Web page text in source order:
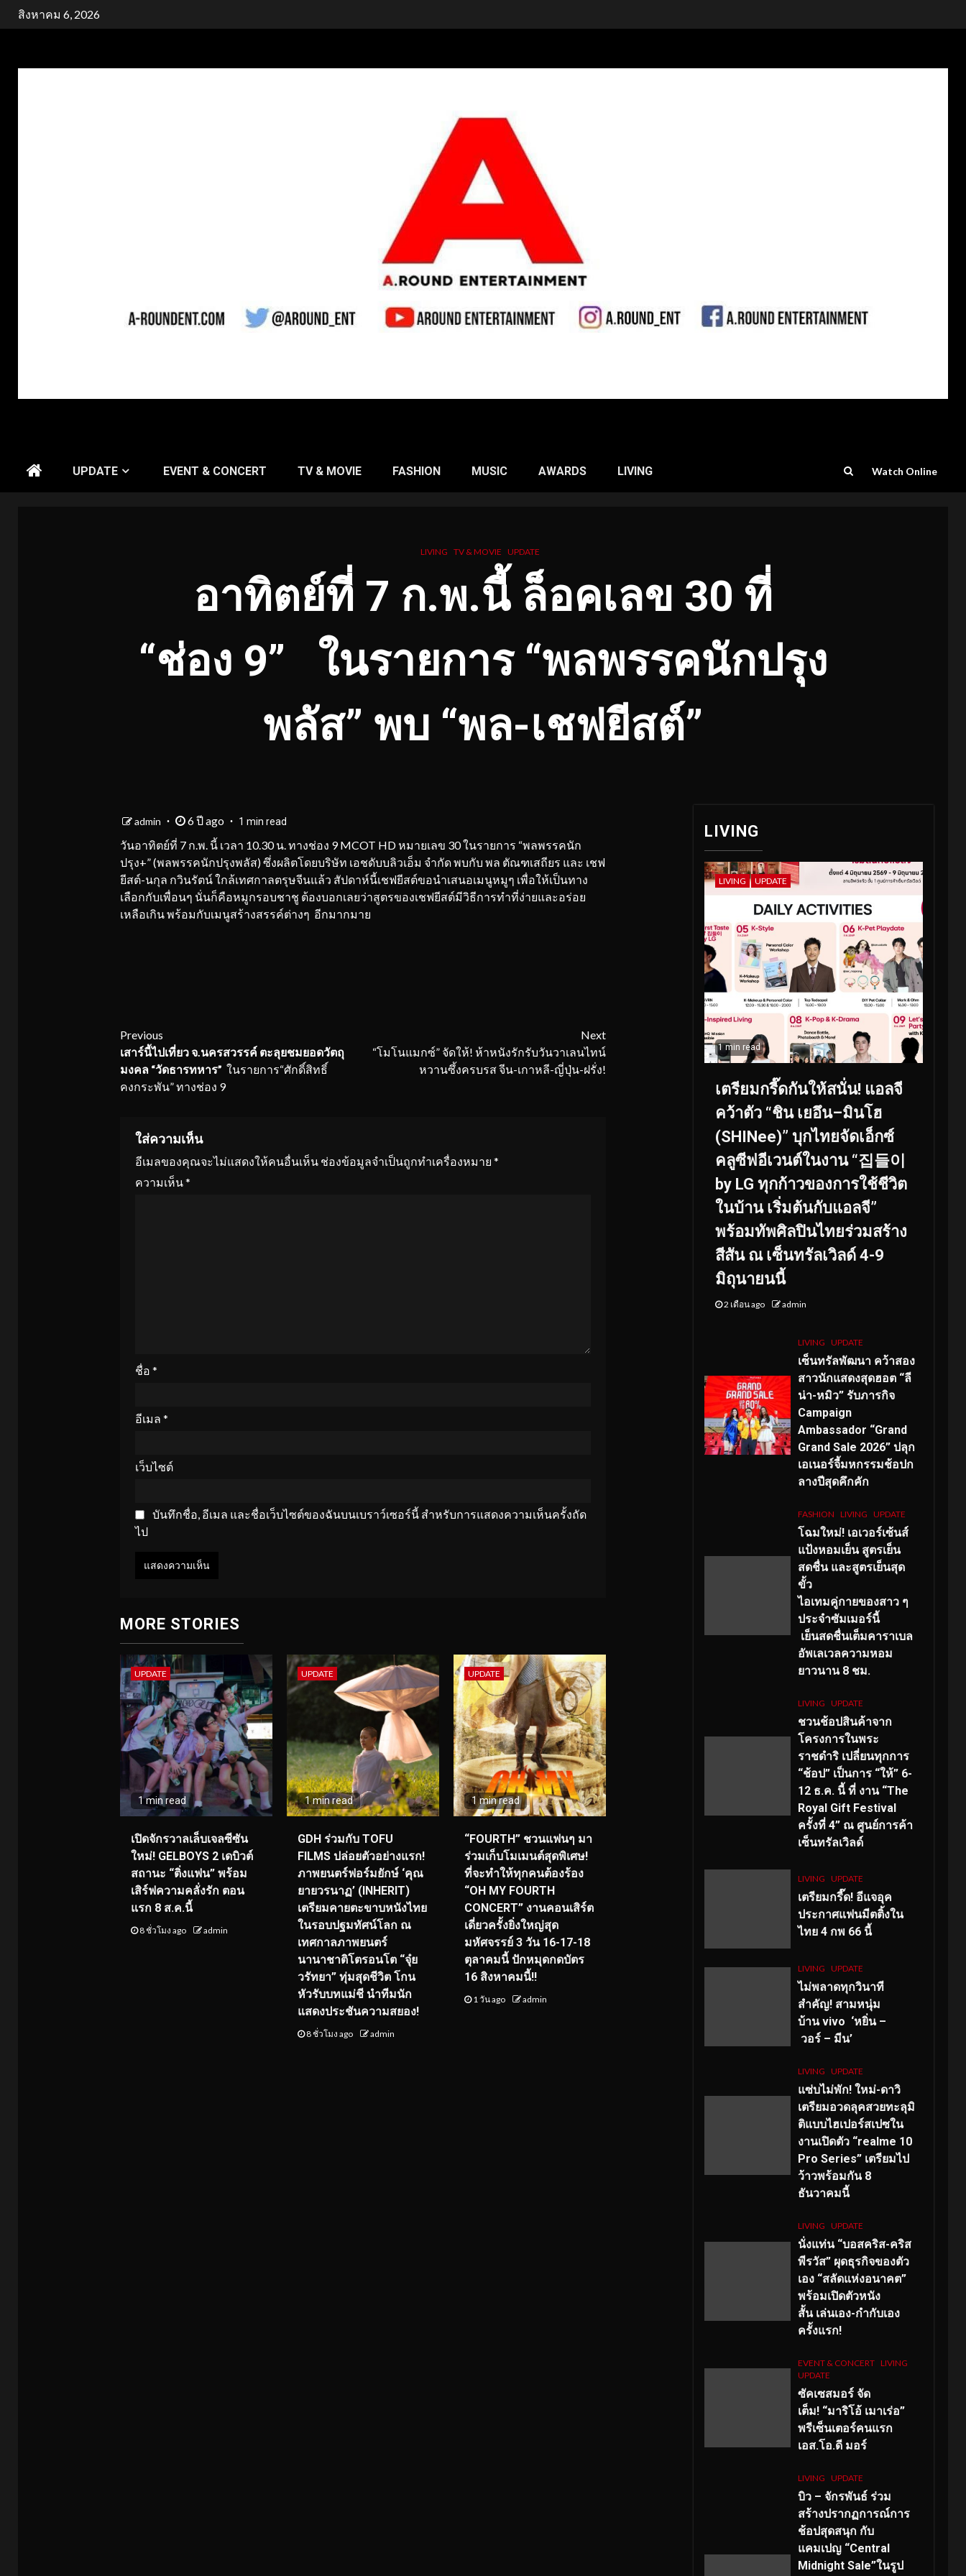
Skipสิงหาคม 6, 2026
UPDATE EVENT & CONCERT TV & MOVIE FASHION MUSIC AWARDS LIVING Watch Online
LIVING TV & MOVIE UPDATE
อาทิตย์ที่ 7 ก.พ.นี้ ล็อคเลข 30 ที่
“ช่อง 9”
ในรายการ “พลพรรคนักปรุง
พลัส” พบ “พล-เชฟยีสต์”
admin 6 ปี ago 1 min read
วันอาทิตย์ที่ 7 ก.พ. นี้ เวลา 10.30 น. ทางช่อง 9 MCOT HD หมายเลข 30 ในรายการ “พลพรรคนัก
ปรุง+” (พลพรรคนักปรุงพลัส) ซึ่งผลิตโดยบริษัท เอชดับบลิวเอ็ม จำกัด พบกับ พล ตัณฑเสถียร และ เชฟ
ยีสต์-นกุล กวินรัตน์ ใกล้เทศกาลตรุษจีนแล้ว สัปดาห์นี้เชฟยีสต์ขอนำเสนอเมนูหมูๆ เพื่อให้เป็นทาง
เลือกกับเพื่อนๆ นั่นก็คือหมูกรอบชาชู ต้องบอกเลยว่าสูตรของเชฟยีสต์มีวิธีการทำที่ง่ายและอร่อย
เหลือเกิน พร้อมกับเมนูสร้างสรรค์ต่างๆ อีกมากมาย
Continue
Reading
Previous
เสาร์นี้ไปเที่ยว จ.นครสวรรค์ ตะลุยชมยอดวัตถุ
มงคล “วัดธารทหาร” ในรายการ“ศักดิ์สิทธิ์
คงกระพัน” ทางช่อง 9
Next
“โมโนแมกซ์” จัดให้! ห้าหนังรักรับวันวาเลนไทน์
หวานซึ้งครบรส จีน-เกาหลี-ญี่ปุ่น-ฝรั่ง!
ใส่ความเห็น
อีเมลของคุณจะไม่แสดงให้คนอื่นเห็น ช่องข้อมูลจำเป็นถูกทำเครื่องหมาย *
ความเห็น*
ชื่อ *
อีเมล *
เว็บไซต์
บันทึกชื่อ, อีเมล และชื่อเว็บไซต์ของฉันบนเบราว์เซอร์นี้ สำหรับการแสดงความเห็นครั้งถัด
ไป
MORE STORIES
UPDATE
1 min read
เปิดจักรวาลเล็บเจลซีซัน
ใหม่! GELBOYS 2 เดบิวต์
สถานะ “ติ่งแฟน” พร้อม
เสิร์ฟความคลั่งรัก ตอน
แรก 8 ส.ค.นี้
8 ชั่วโมง ago admin
UPDATE
1 min read
GDH ร่วมกับ TOFU
FILMS ปล่อยตัวอย่างแรก!
ภาพยนตร์ฟอร์มยักษ์ ‘คุณ
ยายวรนาฏ’ (INHERIT)
เตรียมคายตะขาบหนังไทย
ในรอบปฐมทัศน์โลก ณ
เทศกาลภาพยนตร์
นานาชาติโตรอนโต “จุ๋ย
วรัทยา” ทุ่มสุดชีวิต โกน
หัวรับบทแม่ชี นำทีมนัก
แสดงประชันความสยอง!
8 ชั่วโมง ago admin
UPDATE
1 min read
“FOURTH” ชวนแฟนๆ มา
ร่วมเก็บโมเมนต์สุดพิเศษ!
ที่จะทำให้ทุกคนต้องร้อง
“OH MY FOURTH
CONCERT” งานคอนเสิร์ต
เดี่ยวครั้งยิ่งใหญ่สุด
มหัศจรรย์ 3 วัน 16-17-18
ตุลาคมนี้ ปักหมุดกดบัตร
16 สิงหาคมนี้!!
1 วัน ago admin
LIVING
LIVING UPDATE
1 min read
เตรียมกรี๊ดกันให้สนั่น! แอลจี
คว้าตัว “ชิน เยอึน–มินโฮ
(SHINee)” บุกไทยจัดเอ็กซ์
คลูซีฟอีเวนต์ในงาน “집들이
by LG ทุกก้าวของการใช้ชีวิต
ในบ้าน เริ่มต้นกับแอลจี”
พร้อมทัพศิลปินไทยร่วมสร้าง
สีสัน ณ เซ็นทรัลเวิลด์ 4-9
มิถุนายนนี้
2 เดือน ago admin
LIVING UPDATE
เซ็นทรัลพัฒนา คว้าสอง
สาวนักแสดงสุดฮอต “ลี
น่า-หมิว” รับภารกิจ
Campaign
Ambassador “Grand
Grand Sale 2026” ปลุก
เอเนอร์จี้มหกรรมช้อปก
ลางปีสุดคึกคัก
FASHION LIVING UPDATE
โฉมใหม่! เอเวอร์เซ้นส์
แป้งหอมเย็น สูตรเย็น
สดชื่น และสูตรเย็นสุด
ขั้ว
ไอเทมคู่กายของสาว ๆ
ประจำซัมเมอร์นี้
เย็นสดชื่นเต็มคาราเบล
อัพเลเวลความหอม
ยาวนาน 8 ชม.
LIVING UPDATE
ชวนช้อปสินค้าจาก
โครงการในพระ
ราชดำริ เปลี่ยนทุกการ
“ช้อป” เป็นการ “ให้” 6-
12 ธ.ค. นี้ ที่ งาน “The
Royal Gift Festival
ครั้งที่ 4” ณ ศูนย์การค้า
เซ็นทรัลเวิลด์
LIVING UPDATE
เตรียมกรี๊ด! อีแจอุค
ประกาศแฟนมีตติ้งใน
ไทย 4 กพ 66 นี้
LIVING UPDATE
ไม่พลาดทุกวินาที
สำคัญ! สามหนุ่ม
บ้าน vivo ‘หยิ่น –
วอร์ – มีน’
LIVING UPDATE
แซ่บไม่พัก! ใหม่-ดาวิ
เตรียมอวดลุคสวยทะลุมิ
ติแบบไฮเปอร์สเปซใน
งานเปิดตัว “realme 10
Pro Series” เตรียมไป
ว้าวพร้อมกัน 8
ธันวาคมนี้
LIVING UPDATE
นั่งแท่น “บอสคริส-คริส
พีรวัส” ผุดธุรกิจของตัว
เอง “สลัดแห่งอนาคต”
พร้อมเปิดตัวหนัง
สั้น เล่นเอง-กำกับเอง
ครั้งแรก!
EVENT & CONCERT LIVING
UPDATE
ซัคเซสมอร์ จัด
เต็ม! “มาริโอ้ เมาเร่อ”
พรีเซ็นเตอร์คนแรก
เอส.โอ.ดี มอร์
LIVING UPDATE
บิว – จักรพันธ์ ร่วม
สร้างปรากฏการณ์การ
ช้อปสุดสนุก กับ
แคมเปญ “Central
Midnight Sale”ในรูป